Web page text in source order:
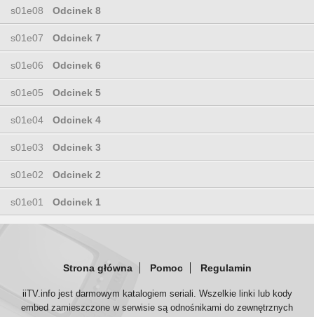
s01e08 Odcinek 8
s01e07 Odcinek 7
s01e06 Odcinek 6
s01e05 Odcinek 5
s01e04 Odcinek 4
s01e03 Odcinek 3
s01e02 Odcinek 2
s01e01 Odcinek 1
Strona główna Pomoc Regulamin
iiTV.info jest darmowym katalogiem seriali. Wszelkie linki lub kody
embed zamieszczone w serwisie są odnośnikami do zewnętrznych